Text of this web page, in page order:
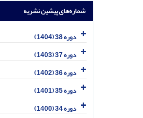
شماره‌های پیشین نشریه
دوره 38 (1404)
دوره 37 (1403)
دوره 36 (1402)
دوره 35 (1401)
دوره 34 (1400)